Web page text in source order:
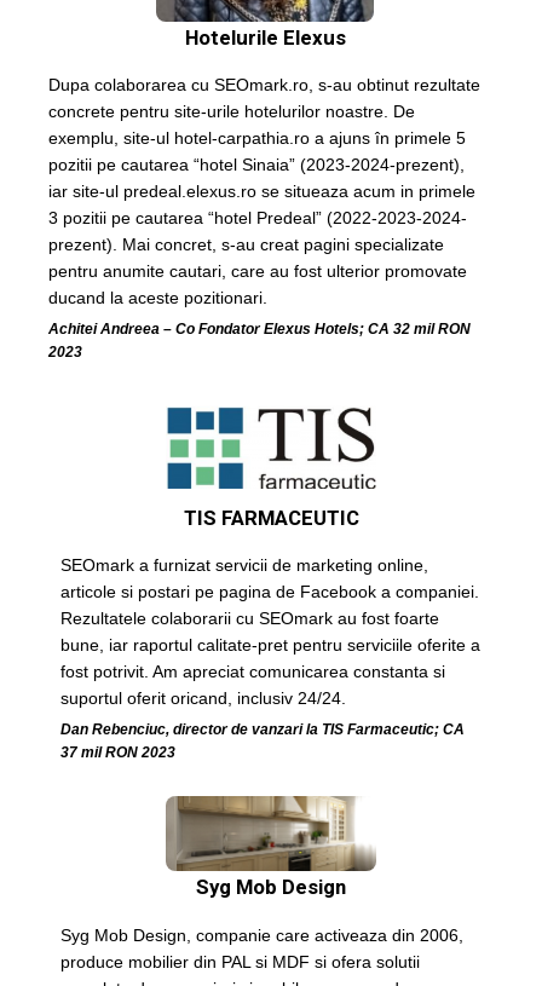
Hotelurile Elexus
Dupa colaborarea cu SEOmark.ro, s-au obtinut rezultate
concrete pentru site-urile hotelurilor noastre. De
exemplu, site-ul hotel-carpathia.ro a ajuns în primele 5
pozitii pe cautarea “hotel Sinaia” (2023-2024-prezent),
iar site-ul predeal.elexus.ro se situeaza acum in primele
3 pozitii pe cautarea “hotel Predeal” (2022-2023-2024-
prezent). Mai concret, s-au creat pagini specializate
pentru anumite cautari, care au fost ulterior promovate
ducand la aceste pozitionari.
Achitei Andreea – Co Fondator Elexus Hotels; CA 32 mil RON
2023
TIS FARMACEUTIC
SEOmark a furnizat servicii de marketing online,
articole si postari pe pagina de Facebook a companiei.
Rezultatele colaborarii cu SEOmark au fost foarte
bune, iar raportul calitate-pret pentru serviciile oferite a
fost potrivit. Am apreciat comunicarea constanta si
suportul oferit oricand, inclusiv 24/24.
Dan Rebenciuc, director de vanzari la TIS Farmaceutic; CA
37 mil RON 2023
Syg Mob Design
Syg Mob Design, companie care activeaza din 2006,
produce mobilier din PAL si MDF si ofera solutii